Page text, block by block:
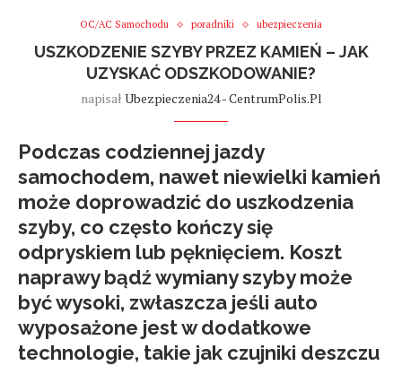
OC/AC Samochodu poradniki ubezpieczenia
USZKODZENIE SZYBY PRZEZ KAMIEŃ – JAK
UZYSKAĆ ODSZKODOWANIE?
napisał Ubezpieczenia24 - CentrumPolis.pl
Podczas codziennej jazdy
samochodem, nawet niewielki kamień
może doprowadzić do uszkodzenia
szyby, co często kończy się
odpryskiem lub pęknięciem. Koszt
naprawy bądź wymiany szyby może
być wysoki, zwłaszcza jeśli auto
wyposażone jest w dodatkowe
technologie, takie jak czujniki deszczu